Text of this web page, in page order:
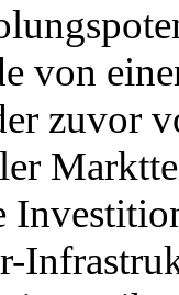
von
zuvor